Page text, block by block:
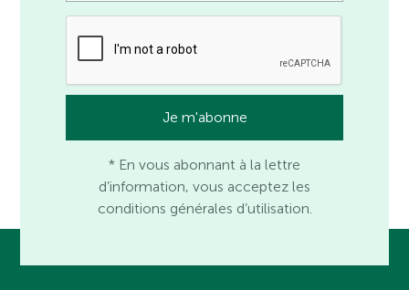
* En vous abonnant à la lettre
d’information, vous acceptez les
conditions générales d’utilisation.